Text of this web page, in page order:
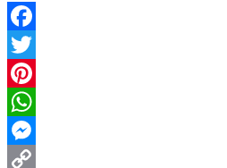
Facebook
Twitter
Pinterest
WhatsApp
Messenger